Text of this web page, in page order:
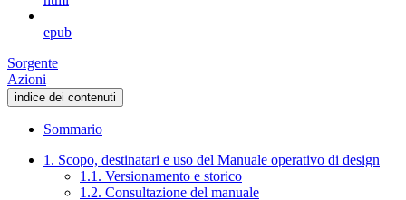
epub
Sorgente
Azioni
indice dei contenuti
Sommario
1. Scopo, destinatari e uso del Manuale operativo di design
1.1. Versionamento e storico
1.2. Consultazione del manuale